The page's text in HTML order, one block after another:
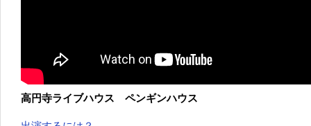
高円寺ライブハウス ペンギンハウス